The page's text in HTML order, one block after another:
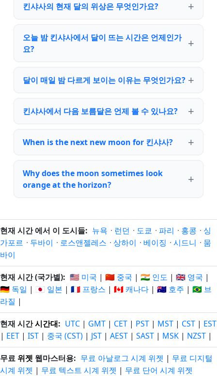
킨샤사의 현재 달의 위상은 무엇인가요?
오늘 밤 킨샤사에서 달이 뜨는 시간은 언제인가
요?
달이 매일 밤 다르게 보이는 이유는 무엇인가요?
킨샤사에서 다음 보름달은 언제 볼 수 있나요?
When is the next new moon for 킨샤사?
Why does the moon sometimes look
orange at the horizon?
현재 시간 에서 이 도시들: 뉴욕 · 런던 · 도쿄 · 파리 · 홍콩 · 싱
가포르 · 두바이 · 로스앤젤레스 · 상하이 · 베이징 · 시드니 · 뭄
바이
현재 시간 (국가별): 🇺🇸 미국 | 🇨🇳 중국 | 🇮🇳 인도 | 🇬🇧 영국 |
🇩🇪 독일 | 🇯🇵 일본 | 🇫🇷 프랑스 | 🇨🇦 캐나다 | 🇦🇺 호주 | 🇧🇷 브
라질 |
현재 시간시간대: UTC | GMT | CET | PST | MST | CST | EST
| EET | IST | 중국 (CST) | JST | AEST | SAST | MSK | NZST |
무료 위젯 웹마스터용: 무료 아날로그 시계 위젯 | 무료 디지털
시계 위젯 | 무료 텍스트 시계 위젯 | 무료 단어 시계 위젯